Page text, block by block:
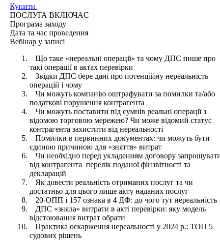
Купити
ПОСЛУГА ВКЛЮЧАЄ
Програма заходу
Дата та час проведення
Вебінар у записі
Що таке «нереальні операції» та чому ДПС пише про
такі операції в актах перевірки
Звідки ДПС бере дані про потенційну нереальність
операцій і чому
Чи можуть компанію оштрафувати за помилки та/або
податкові порушення контрагента
Чи можуть поставити під сумнів реальні операції з
відомою торговою мережею? Чи може відомий статус
контрагента захистити від нереальності
Помилки в первинних документах: чи можуть бути
єдиною причиною для «зняття» витрат
Чи необхідно перед укладенням договору
від контрагента перелік поданої фінзвітності та
декларацій
Як довести реальність отриманих послуг та чи
достатньо для цього лише акту наданих послуг
20-ОПП і 157 ознака в 4 ДФ: до чого тут нереальність
ДПС «зняла» витрати в акті перевірки: яку модель
відстоювання витрат обрати
Практика оскарження нереальності у 2024 р.: ТОП 5
судових рішень